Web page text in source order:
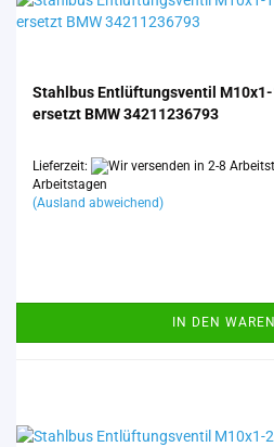
Stahl­bus Ent­lüf­tungs­ven­til
er­setzt BMW 34211236793
Lieferzeit:
Arbeitstagen
(Ausland abweichend)
IN DEN